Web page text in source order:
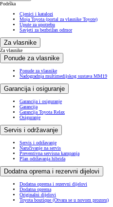
Podrška
Cjenici i katalozi
Moja Toyota (portal za vlasnike Toyote)
Upute za upotrebu
Savjeti za bezbrižan odmor
Za vlasnike
Za vlasnike
Ponude za vlasnike
Ponude za vlasnike
Nadogradnja multimedijskog sustava MM19
Garancija i osiguranje
Garancija i osiguranje
Garancija
Garancija Toyota Relax
Osiguranje
Servis i održavanje
Servis i održavanje
Naručivanje na servis
Preventivna servisna kampanja
Plan održavanja hibrida
Dodatna oprema i rezervni dijelovi
Dodatna oprema i rezervni dijelovi
Dodatna oprema
Originalni dijelovi
Toyota boutique (Otvara se u novom prozoru)